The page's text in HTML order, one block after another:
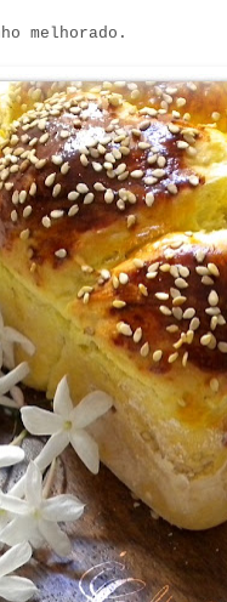
melhorado.